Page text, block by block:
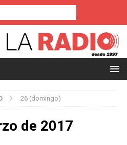
26 (domingo)
de 2017